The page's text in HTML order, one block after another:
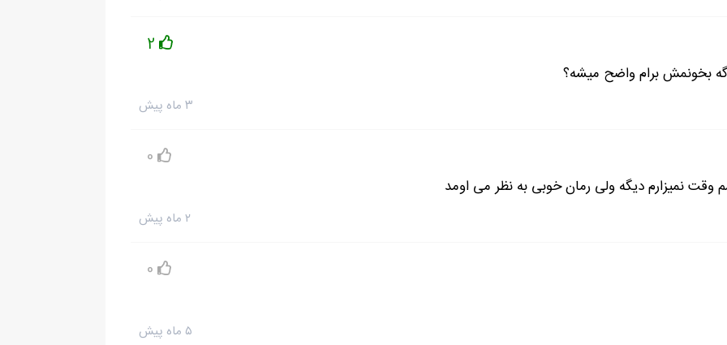
2
بخونمش برام واضح میشه؟
۳ ماه پیش
0
وقت نمیزارم دیگه ولی رمان خوبی به نظر می اومد
۲ ماه پیش
0
۵ ماه پیش